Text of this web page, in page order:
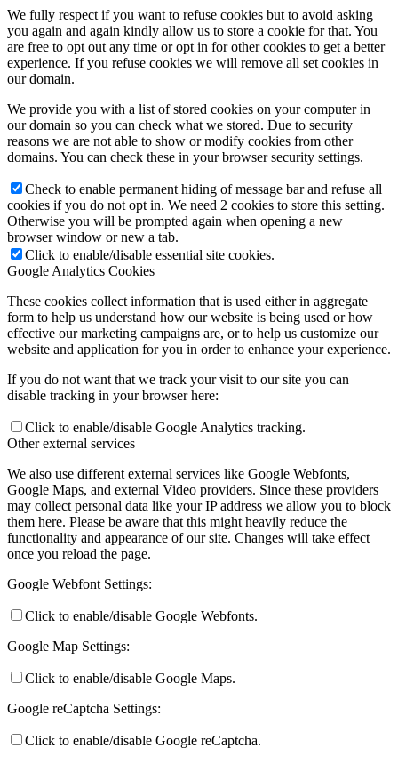
We fully respect if you want to refuse cookies but to avoid asking
you again and again kindly allow us to store a cookie for that. You
are free to opt out any time or opt in for other cookies to get a better
experience. If you refuse cookies we will remove all set cookies in
our domain.
We provide you with a list of stored cookies on your computer in
our domain so you can check what we stored. Due to security
reasons we are not able to show or modify cookies from other
domains. You can check these in your browser security settings.
Check to enable permanent hiding of message bar and refuse all
cookies if you do not opt in. We need 2 cookies to store this setting.
Otherwise you will be prompted again when opening a new
browser window or new a tab.
Click to enable/disable essential site cookies.
Google Analytics Cookies
These cookies collect information that is used either in aggregate
form to help us understand how our website is being used or how
effective our marketing campaigns are, or to help us customize our
website and application for you in order to enhance your experience.
If you do not want that we track your visit to our site you can
disable tracking in your browser here:
Click to enable/disable Google Analytics tracking.
Other external services
We also use different external services like Google Webfonts,
Google Maps, and external Video providers. Since these providers
may collect personal data like your IP address we allow you to block
them here. Please be aware that this might heavily reduce the
functionality and appearance of our site. Changes will take effect
once you reload the page.
Google Webfont Settings:
Click to enable/disable Google Webfonts.
Google Map Settings:
Click to enable/disable Google Maps.
Google reCaptcha Settings:
Click to enable/disable Google reCaptcha.